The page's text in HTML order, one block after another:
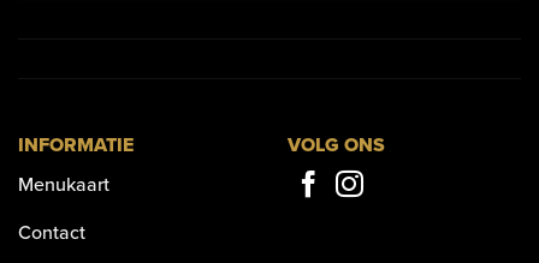
INFORMATIE
Menukaart
Contact
VOLG ONS